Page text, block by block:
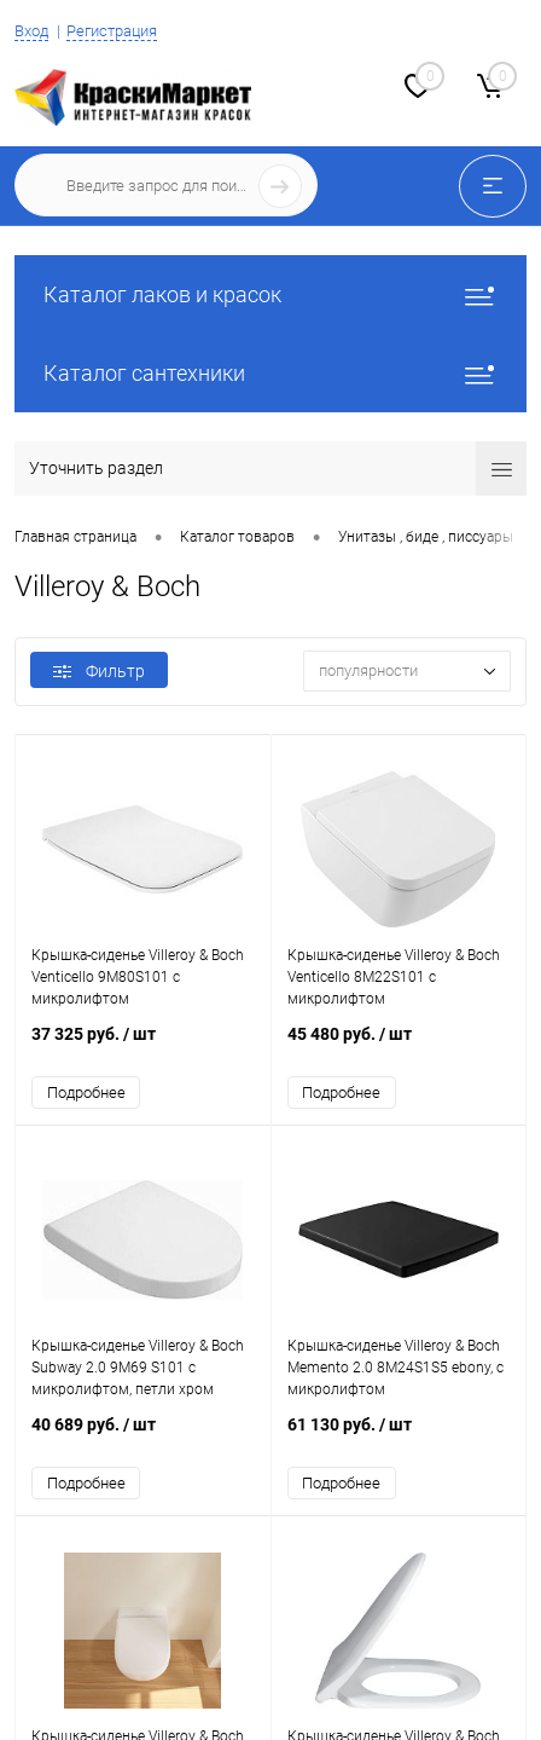
Вход Регистрация
0 0
Каталог лаков и красок
Каталог сантехники
Уточнить раздел
Главная страница • Каталог товаров • Унитазы , биде , писсуары
Villeroy & Boch
Фильтр популярности
Крышка-сиденье Villeroy & Boch
Venticello 9M80S101 с
микролифтом
37 325 руб. / шт
Подробнее
Крышка-сиденье Villeroy & Boch
Venticello 8M22S101 с
микролифтом
45 480 руб. / шт
Подробнее
Крышка-сиденье Villeroy & Boch
Subway 2.0 9M69 S101 с
микролифтом, петли хром
40 689 руб. / шт
Подробнее
Крышка-сиденье Villeroy & Boch
Memento 2.0 8M24S1S5 ebony, с
микролифтом
61 130 руб. / шт
Подробнее
Крышка-сиденье Villeroy & Boch
Крышка-сиденье Villeroy & Boch